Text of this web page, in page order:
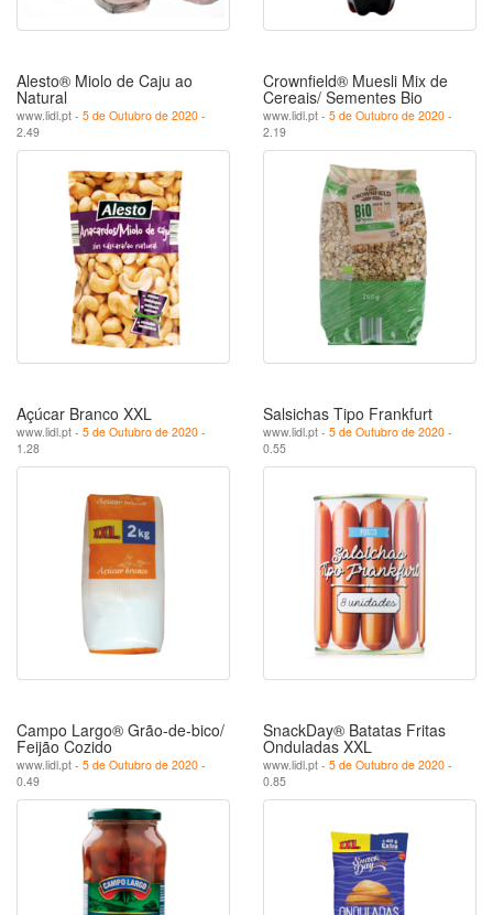
Alesto® Miolo de Caju ao
Natural
www.lidl.pt - 5 de Outubro de 2020 -
2.49
Crownfield® Muesli Mix de
Cereais/ Sementes Bio
www.lidl.pt - 5 de Outubro de 2020 -
2.19
Açúcar Branco XXL
www.lidl.pt - 5 de Outubro de 2020 -
1.28
Salsichas Tipo Frankfurt
www.lidl.pt - 5 de Outubro de 2020 -
0.55
Campo Largo® Grão-de-bico/
Feijão Cozido
www.lidl.pt - 5 de Outubro de 2020 -
0.49
SnackDay® Batatas Fritas
Onduladas XXL
www.lidl.pt - 5 de Outubro de 2020 -
0.85